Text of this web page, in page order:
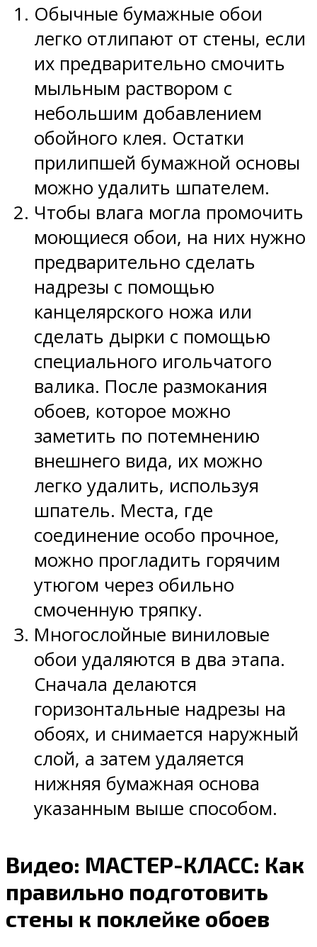
Обычные бумажные обои
легко отлипают от стены, если
их предварительно смочить
мыльным раствором с
небольшим добавлением
обойного клея. Остатки
прилипшей бумажной основы
можно удалить шпателем.
Чтобы влага могла промочить
моющиеся обои, на них нужно
предварительно сделать
надрезы с помощью
канцелярского ножа или
сделать дырки с помощью
специального игольчатого
валика. После размокания
обоев, которое можно
заметить по потемнению
внешнего вида, их можно
легко удалить, используя
шпатель. Места, где
соединение особо прочное,
можно прогладить горячим
утюгом через обильно
смоченную тряпку.
Многослойные виниловые
обои удаляются в два этапа.
Сначала делаются
горизонтальные надрезы на
обоях, и снимается наружный
слой, а затем удаляется
нижняя бумажная основа
указанным выше способом.
Видео: МАСТЕР-КЛАСС: Как
правильно подготовить
стены к поклейке обоев